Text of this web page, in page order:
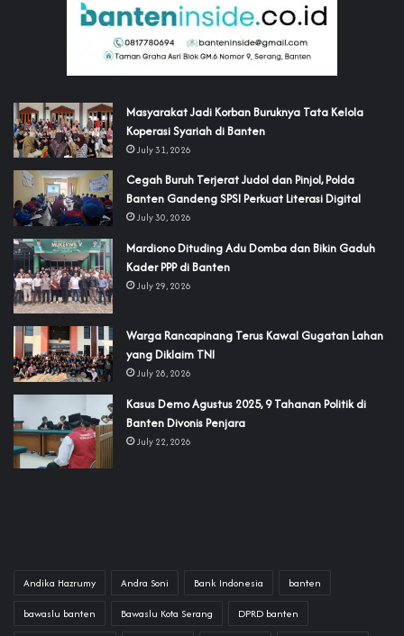
‎Masyarakat Jadi Korban Buruknya Tata Kelola
Koperasi Syariah di Banten
July 31, 2026
Cegah Buruh Terjerat Judol dan Pinjol, Polda
Banten Gandeng SPSI Perkuat Literasi Digital
July 30, 2026
‎Mardiono Dituding Adu Domba dan Bikin Gaduh
Kader PPP di Banten
July 29, 2026
‎Warga Rancapinang Terus Kawal Gugatan Lahan
yang Diklaim TNI‎‎
July 28, 2026
‎Kasus Demo Agustus 2025, 9 Tahanan Politik di
Banten Divonis Penjara
July 22, 2026
Andika Hazrumy Andra Soni Bank Indonesia banten
bawaslu banten Bawaslu Kota Serang DPRD banten